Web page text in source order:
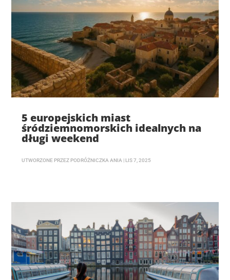
5 europejskich miast
śródziemnomorskich idealnych na
długi weekend
UTWORZONE PRZEZ PODRÓŻNICZKA ANIA | LIS 7, 2025